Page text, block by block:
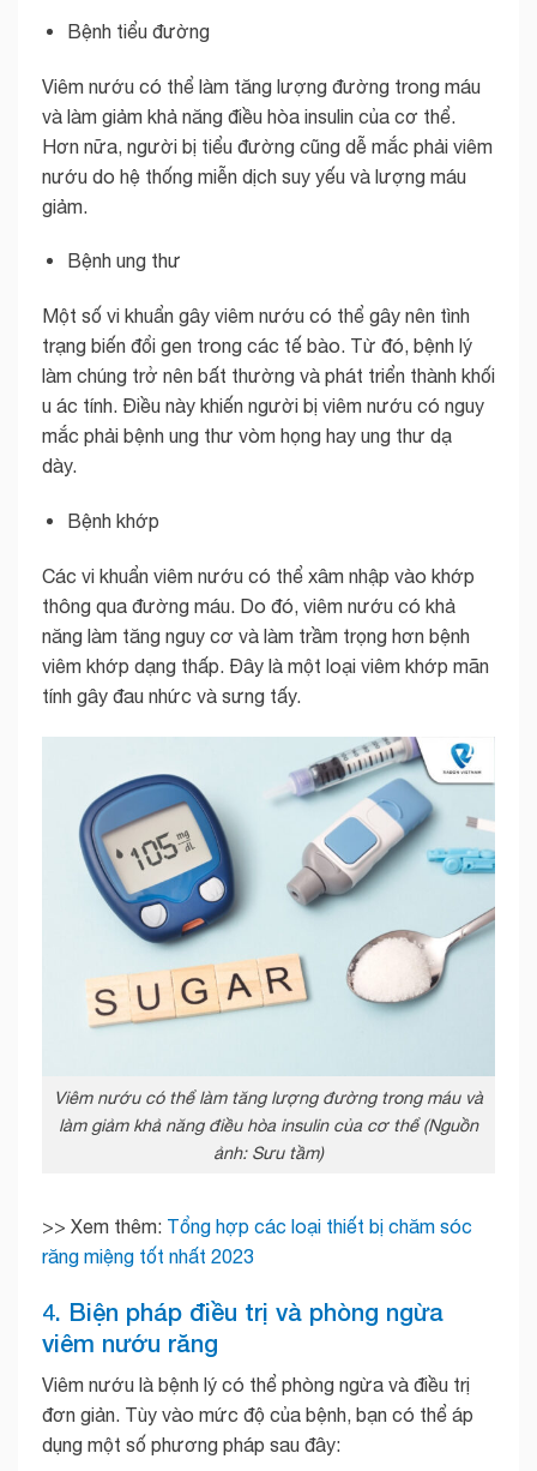
Bệnh tiểu đường
Viêm nướu có thể làm tăng lượng đường trong máu
và làm giảm khả năng điều hòa insulin của cơ thể.
Hơn nữa, người bị tiểu đường cũng dễ mắc phải viêm
nướu do hệ thống miễn dịch suy yếu và lượng máu
giảm.
Bệnh ung thư
Một số vi khuẩn gây viêm nướu có thể gây nên tình
trạng biến đổi gen trong các tế bào. Từ đó, bệnh lý
làm chúng trở nên bất thường và phát triển thành khối
u ác tính. Điều này khiến người bị viêm nướu có nguy
mắc phải bệnh ung thư vòm họng hay ung thư dạ
dày.
Bệnh khớp
Các vi khuẩn viêm nướu có thể xâm nhập vào khớp
thông qua đường máu. Do đó, viêm nướu có khả
năng làm tăng nguy cơ và làm trầm trọng hơn bệnh
viêm khớp dạng thấp. Đây là một loại viêm khớp mãn
tính gây đau nhức và sưng tấy.
Viêm nướu có thể làm tăng lượng đường trong máu và
làm giảm khả năng điều hòa insulin của cơ thể (Nguồn
ảnh: Sưu tầm)
>> Xem thêm: Tổng hợp các loại thiết bị chăm sóc
răng miệng tốt nhất 2023
4. Biện pháp điều trị và phòng ngừa
viêm nướu răng
Viêm nướu là bệnh lý có thể phòng ngừa và điều trị
đơn giản. Tùy vào mức độ của bệnh, bạn có thể áp
dụng một số phương pháp sau đây: